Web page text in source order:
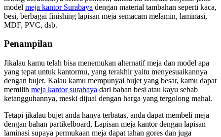
model meja kantor Surabaya dengan material tambahan seperti kaca,
besi, berbagai finishing lapisan meja semacam melamin, laminasi,
MDF, PVC, dsb.
Penampilan
Jikalau kamu telah bisa menemukan alternatif meja dan model apa
yang tepat untuk kantormu, yang terakhir yaitu menyesuaikannya
dengan bujet. Kalau kamu mempunyai bujet yang besar, kamu dapat
memilih meja kantor surabaya dari bahan besi atau kayu sebab
ketangguhannya, meski dijual dengan harga yang tergolong mahal.
Tetapi jikalau bujet anda hanya terbatas, anda dapat membeli meja
dengan bahan partikelboard, Lapisan meja kantor dengan lapisan
laminasi supaya permukaan meja dapat tahan gores dan juga